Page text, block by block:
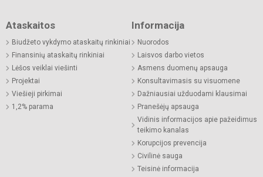
Ataskaitos
Biudžeto vykdymo ataskaitų rinkiniai
Finansinių ataskaitų rinkiniai
Lėšos veiklai viešinti
Projektai
Viešieji pirkimai
1,2% parama
Informacija
Nuorodos
Laisvos darbo vietos
Asmens duomenų apsauga
Konsultavimasis su visuomene
Dažniausiai užduodami klausimai
Pranešėjų apsauga
Vidinis informacijos apie pažeidimus
teikimo kanalas
Korupcijos prevencija
Civilinė sauga
Teisinė informacija